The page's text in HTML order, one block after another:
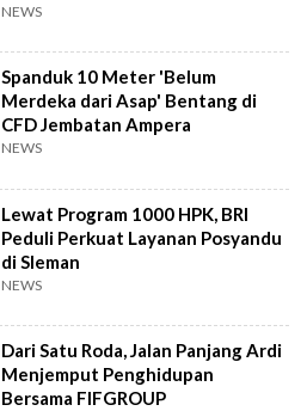
NEWS
Spanduk 10 Meter 'Belum
Merdeka dari Asap' Bentang di
CFD Jembatan Ampera
NEWS
Lewat Program 1000 HPK, BRI
Peduli Perkuat Layanan Posyandu
di Sleman
NEWS
Dari Satu Roda, Jalan Panjang Ardi
Menjemput Penghidupan
Bersama FIFGROUP